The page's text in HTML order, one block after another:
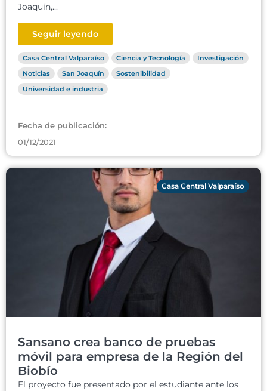
Joaquín,...
Seguir leyendo
Casa Central Valparaíso Ciencia y Tecnología
Investigación
Noticias
San Joaquín
Sostenibilidad
Universidad e industria
Fecha de publicación:
01/12/2021
Casa Central Valparaíso
Sansano crea banco de pruebas
móvil para empresa de la Región del
Biobío
El proyecto fue presentado por el estudiante ante los